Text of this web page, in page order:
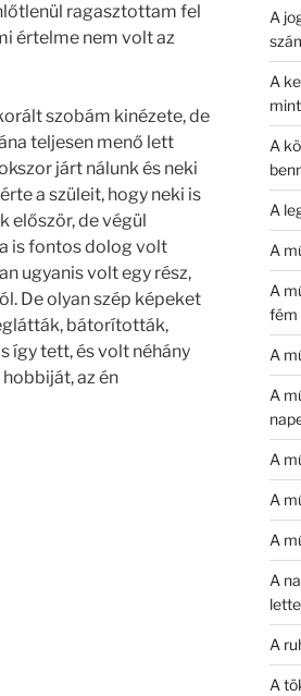
ragasztottam fel
értelme nem volt az
szobám kinézete, de
teljesen menő lett
járt nálunk és neki
a szüleit, hogy neki is
először, de végül
is fontos dolog volt
ugyanis volt egy rész,
De olyan szép képeket
bátorították,
így tett, és volt néhány
az én
A
A
A
A
A
A
fém
A
A
A
A
A
A
A
A